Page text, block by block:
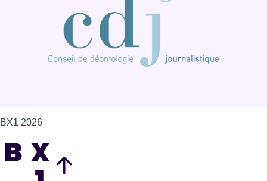
BX1 2026